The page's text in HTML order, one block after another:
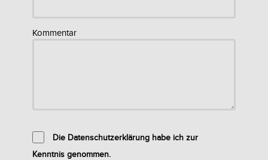
Kommentar
Die Datenschutzerklärung habe ich zur
Kenntnis genommen.